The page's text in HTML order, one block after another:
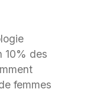
10% des
femmes